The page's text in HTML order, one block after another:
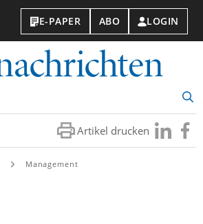
E-PAPER ABO LOGIN
Artikel drucken Besuchen
Sie
Sie
Management